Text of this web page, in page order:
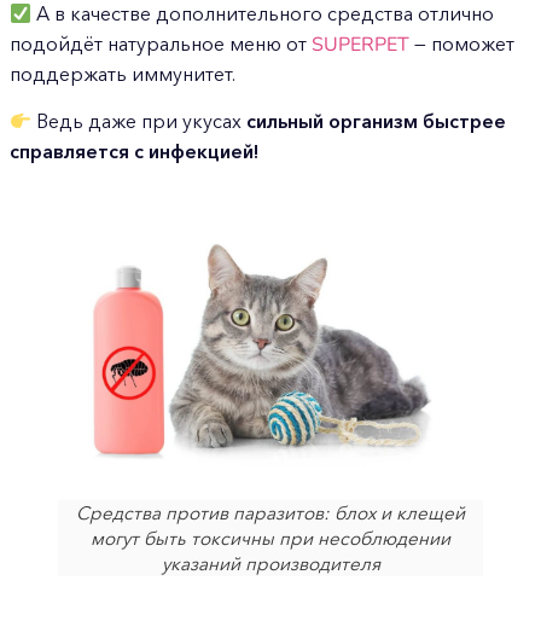
А в качестве дополнительного средства отлично
подойдёт натуральное меню от SUPERPET — поможет
поддержать иммунитет.
Ведь даже при укусах сильный организм быстрее
справляется с инфекцией!
Средства против паразитов: блох и клещей
могут быть токсичны при несоблюдении
указаний производителя